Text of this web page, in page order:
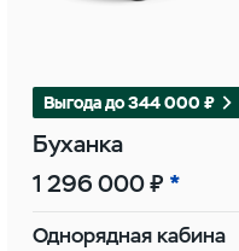
Выгода до 344 000 ₽
Буханка
1 296 000 ₽
Однорядная кабина